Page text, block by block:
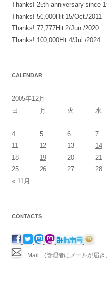
ン
Thanks! 25th anniversary since
Thanks! 50,000Hit 15/Oct./2011
Thanks! 77,777Hit 2/Jun./2020
Thanks! 100,000Hit 4/Jul./2024
CALENDAR
2005年12月
日
月 火 水
4
5 6 7
11
12 13 14
18
19 20 21
25
26 27 28
« 11月
CONTACTS
Mail (管理者にメールが届き